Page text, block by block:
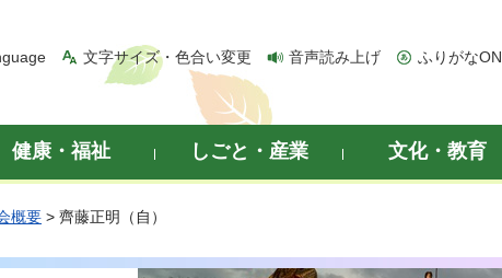
文字サイズ・色合い変更 音声読み上げ ふりがなON
健康・福祉 しごと・産業 文化・教育
概要 > 齊藤正明（自）